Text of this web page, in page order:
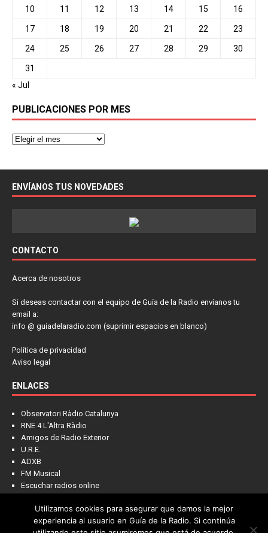
10 11 12 13 14 15 16
17 18 19 20 21 22 23
24 25 26 27 28 29 30
31
« Jul
PUBLICACIONES POR MES
ENVÍANOS TUS NOVEDADES
CONTACTO
Acerca de nosotros
Si deseas contactar con el equipo de Guía de la Radio envíanos tu
email a:
info @ guiadelaradio.com (suprimir espacios en blanco)
Política de privacidad
Aviso legal
ENLACES
Observatori Ràdio Catalunya
RNE 4 L'Altra Ràdio
Amigos de Radio Exterior
U.R.E.
ADXB
FM Musical
Escuchar radios online
Utilizamos cookies para asegurar que damos la mejor
experiencia al usuario en Guía de la Radio. Si continúa